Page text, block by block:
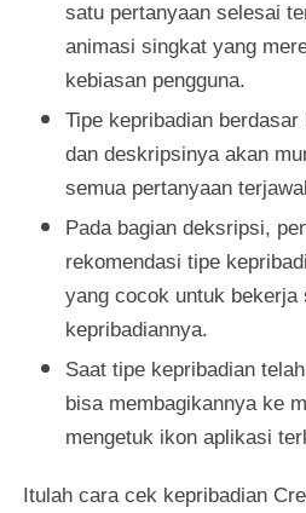
satu pertanyaan selesai
animasi singkat yang
kebiasan pengguna.
Tipe kepribadian
dan deskripsinya akan
semua pertanyaan
Pada bagian deksripsi,
rekomendasi tipe
yang cocok untuk bekerja
kepribadiannya.
Saat tipe kepribadian
bisa membagikannya ke
mengetuk ikon aplikasi
Itulah cara cek kepribadian